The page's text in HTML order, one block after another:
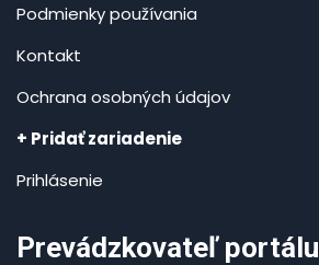
Podmienky používania
Kontakt
Ochrana osobných údajov
+ Pridať zariadenie
Prihlásenie
Prevádzkovateľ portálu